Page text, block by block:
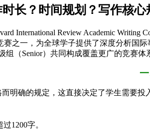
长？时间规划？写作核心
International Review Academic
赛之一，为全球学子提供了深度分析国
组（Senior）共同构成覆盖更广的竞
明确的规定，这直接决定了学生需要投
1200字。